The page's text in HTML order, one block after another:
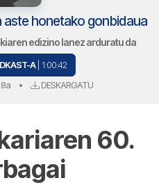
aste honetako gonbidaua
edizino lanez arduratu da
A | 1:00:42
• DESKARGATU
60.